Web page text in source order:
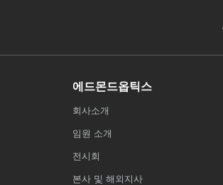
에드몬드옵틱스
회사소개
임원 소개
전시회
본사 및 해외지사